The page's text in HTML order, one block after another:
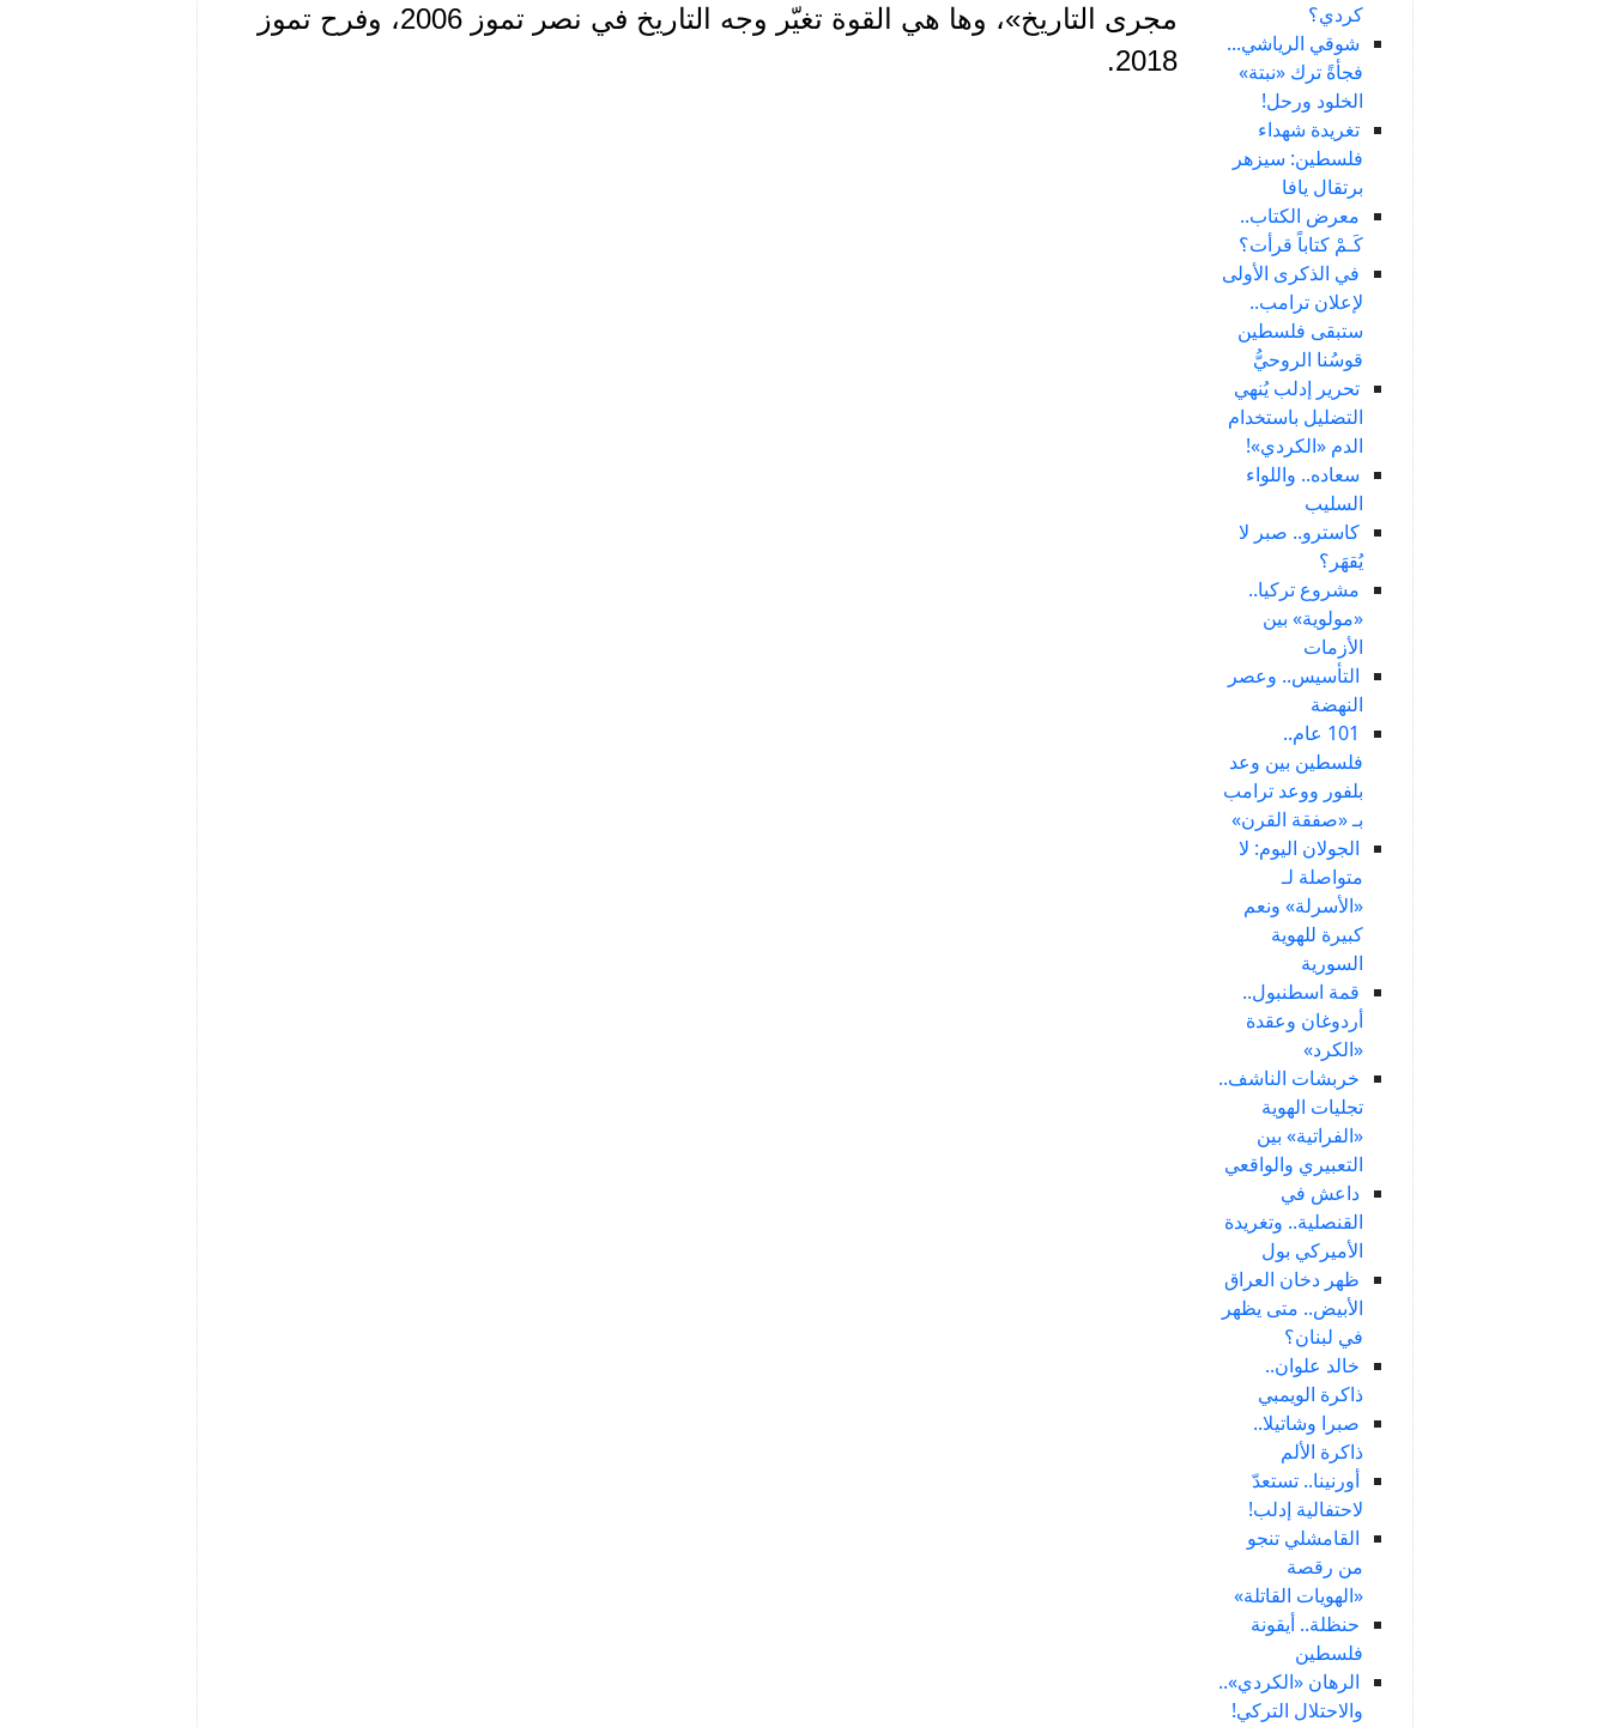
كردي؟
شوقي الرياشي...
فجأةً ترك «نبتة»
الخلود ورحل!
تغريدة شهداء
فلسطين: سيزهر
برتقال يافا
معرض الكتاب..
كَـمْ كتاباً قرأت؟
في الذكرى الأولى
لإعلان ترامب..
ستبقى فلسطين
قوسُنا الروحيُّ
تحرير إدلب يُنهي
التضليل باستخدام
الدم «الكردي»!
سعاده.. واللواء
السليب
كاسترو.. صبر لا
يُقهَر؟
مشروع تركيا..
«مولوية» بين
الأزمات
التأسيس.. وعصر
النهضة
101 عام..
فلسطين بين وعد
بلفور ووعد ترامب
بـ «صفقة القرن»
الجولان اليوم: لا
متواصلة لـ
«الأسرلة» ونعم
كبيرة للهوية
السورية
قمة اسطنبول..
أردوغان وعقدة
«الكرد»
خربشات الناشف..
تجليات الهوية
«الفراتية» بين
التعبيري والواقعي
داعش في
القنصلية.. وتغريدة
الأميركي بول
ظهر دخان العراق
الأبيض.. متى يظهر
في لبنان؟
خالد علوان..
ذاكرة الويمبي
صبرا وشاتيلا..
ذاكرة الألم
أورنينا.. تستعدّ
لاحتفالية إدلب!
القامشلي تنجو
من رقصة
«الهويات القاتلة»
حنظلة.. أيقونة
فلسطين
الرهان «الكردي»..
والاحتلال التركي!
مجرى التاريخ»، وها هي القوة تغيّر وجه التاريخ في نصر تموز 2006، وفرح تموز
2018.